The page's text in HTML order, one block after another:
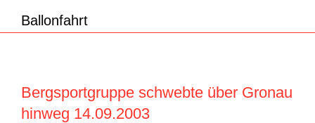
Ballonfahrt
Bergsportgruppe schwebte über Gronau
hinweg 14.09.2003